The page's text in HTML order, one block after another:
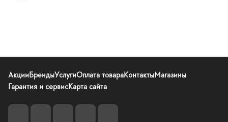
АкцииБрендыУслугиОплата товараКонтактыМагазины
Гарантия и сервисКарта сайта